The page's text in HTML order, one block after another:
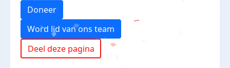
Doneer
Word lid van ons team
Deel deze pagina